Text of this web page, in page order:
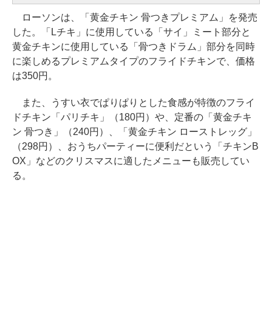
ローソンは、「黄金チキン 骨つきプレミアム」を発売
した。「Lチキ」に使用している「サイ」ミート部分と
黄金チキンに使用している「骨つきドラム」部分を同時
に楽しめるプレミアムタイプのフライドチキンで、価格
は350円。
また、うすい衣でぱりぱりとした食感が特徴のフライ
ドチキン「パリチキ」（180円）や、定番の「黄金チキ
ン 骨つき」（240円）、「黄金チキン ローストレッグ」
（298円）、おうちパーティーに便利だという「チキンB
OX」などのクリスマスに適したメニューも販売してい
る。